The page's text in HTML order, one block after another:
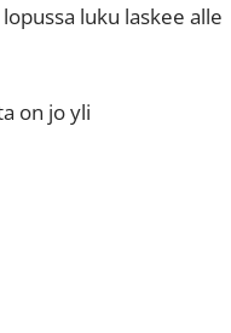
luku laskee alle
on jo yli